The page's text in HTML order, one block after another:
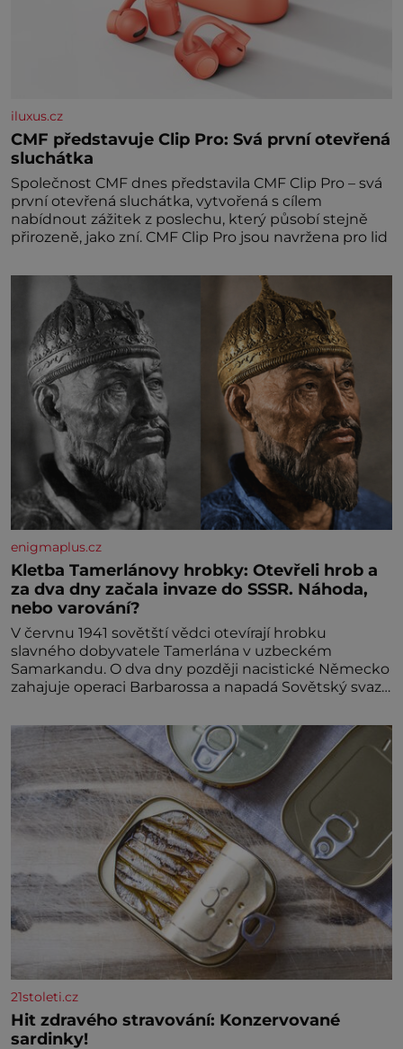
iluxus.cz
CMF představuje Clip Pro: Svá první otevřená
sluchátka
Společnost CMF dnes představila CMF Clip Pro – svá
první otevřená sluchátka, vytvořená s cílem
nabídnout zážitek z poslechu, který působí stejně
přirozeně, jako zní. CMF Clip Pro jsou navržena pro lid
enigmaplus.cz
Kletba Tamerlánovy hrobky: Otevřeli hrob a
za dva dny začala invaze do SSSR. Náhoda,
nebo varování?
V červnu 1941 sovětští vědci otevírají hrobku
slavného dobyvatele Tamerlána v uzbeckém
Samarkandu. O dva dny později nacistické Německo
zahajuje operaci Barbarossa a napadá Sovětský svaz.
21stoleti.cz
Hit zdravého stravování: Konzervované
sardinky!